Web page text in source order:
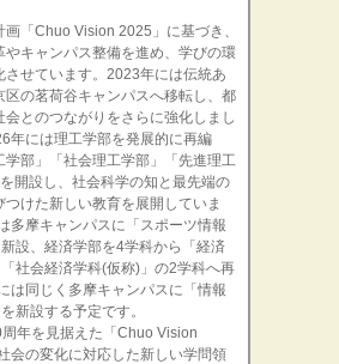
「Chuo Vision 2025」に基づき、
やキャンパス整備を進め、学びの環
させています。2023年には伝統あ
区の茗荷谷キャンパスへ移転し、都
会とのつながりをさらに強化しまし
年には理工学部を発展的に再編
学部」「社会理工学部」「先進理工
開設し、社会科学の知と最先端の
つけた新しい教育を展開していま
多摩キャンパスに「スポーツ情報
設、経済学部を4学科から「経済
社会経済学科(仮称)」の2学科へ再
は同じく多摩キャンパスに「情報
新設する予定です。
年を見据えた「Chuo Vision
会の変化に対応した新しい学問領